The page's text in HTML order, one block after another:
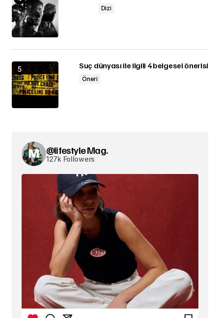
Dizi
Suç dünyası ile ilgili 4 belgesel önerisi
Öneri
@lifestyle Mag.
127k Followers